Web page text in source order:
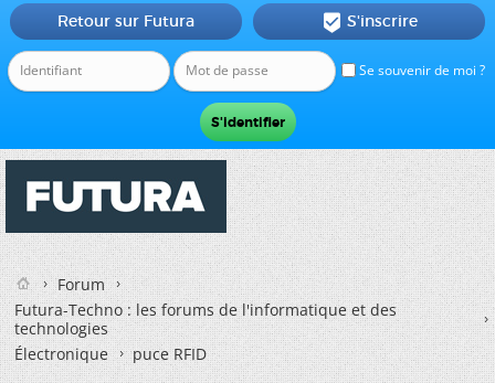
Se souvenir de moi ?
Retour sur Futura  S'inscrire
Forum
Futura-Techno : les forums de l'informatique et des
technologies
Électronique
puce RFID